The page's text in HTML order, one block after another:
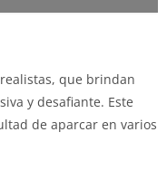
que brindan
y desafiante. Este
de aparcar en varios